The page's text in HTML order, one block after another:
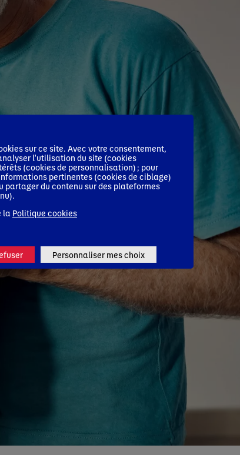
sur ce site. Avec votre consentement,
l'utilisation du site (cookies
(cookies de personnalisation) ; pour
pertinentes (cookies de ciblage)
partager du contenu sur des plateformes
la Politique cookies
Personnaliser mes choix